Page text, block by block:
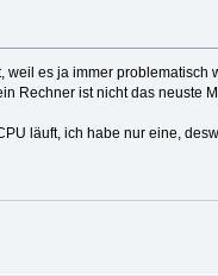
es ja immer problematisch
Rechner ist nicht das neuste
läuft, ich habe nur eine,